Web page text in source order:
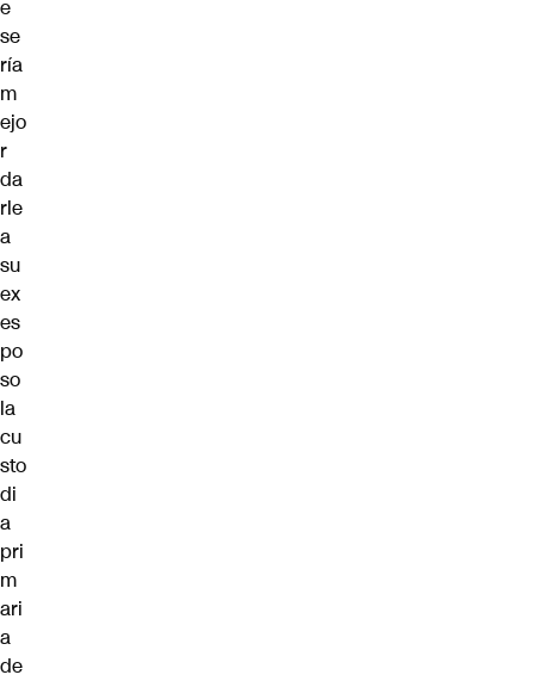
e
se
ría
m
ejo
r
da
rle
a
su
ex
es
po
so
la
cu
sto
di
a
pri
m
ari
a
de